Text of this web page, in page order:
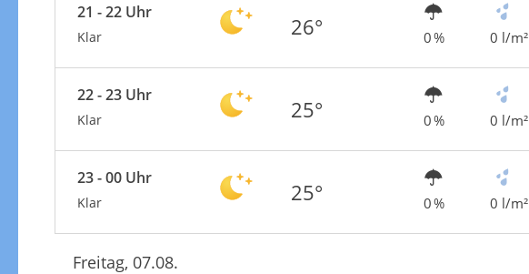
21 - 22 Uhr
Klar 26° 0 % 0 l/m²
22 - 23 Uhr
Klar 25° 0 % 0 l/m²
23 - 00 Uhr
Klar 25° 0 % 0 l/m²
Freitag, 07.08.